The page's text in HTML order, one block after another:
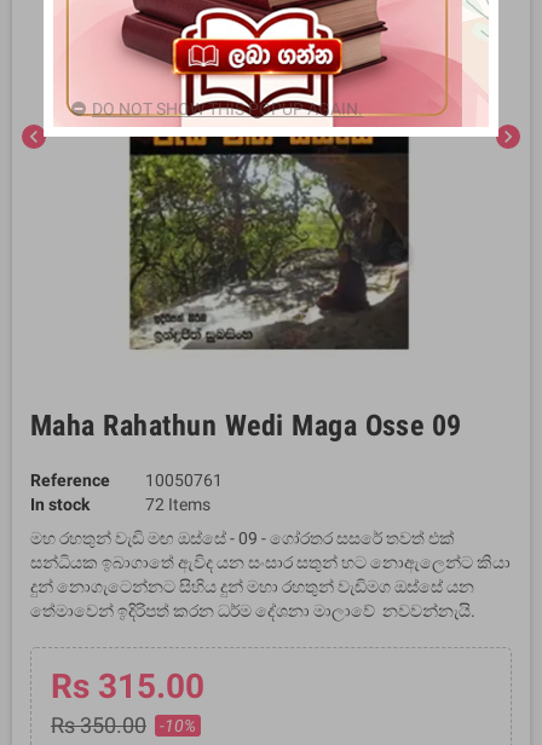
chevron_left chevron_right
Maha Rahathun Wedi Maga Osse 09
Reference
10050761
In stock
72 Items
මහ රහතුන් වැඩි මඟ ඔස්සේ - 09 - ගෝරතර සසරේ තවත් එක්
සන්ධියක ඉබාගාතේ ඇවිද යන සංසාර සතුන් හට නොඇලෙන්ට කියා
දුන් නොගැටෙන්නට සිහිය දුන් මහා රහතුන් වැඩිමග ඔස්සේ යන
තේමාවෙන් ඉදිරිපත් කරන ධර්ම දේශනා මාලාවේ නවවන්නැයි.
Rs 315.00
Rs 350.00 -10%
DO NOT SHOW THIS POPUP AGAIN.